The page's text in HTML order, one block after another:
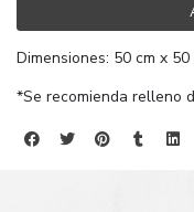
Dimensiones: 50 cm x 50
*Se recomienda relleno